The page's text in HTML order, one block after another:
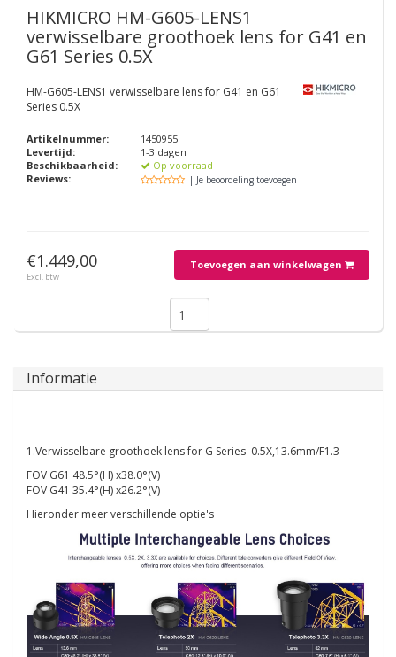
HIKMICRO HM-G605-LENS1
verwisselbare groothoek lens for G41 en
G61 Series 0.5X
HM-G605-LENS1 verwisselbare lens for G41 en G61
Series 0.5X
Artikelnummer:
1450955
Levertijd:
1-3 dagen
Beschikbaarheid:
Op voorraad
Reviews:
| Je beoordeling toevoegen
€1.449,00
Excl. btw
Toevoegen aan winkelwagen
Informatie
1.Verwisselbare groothoek lens for G Series 0.5X,13.6mm/F1.3
FOV G61 48.5°(H) x38.0°(V)
FOV G41 35.4°(H) x26.2°(V)
Hieronder meer verschillende optie's